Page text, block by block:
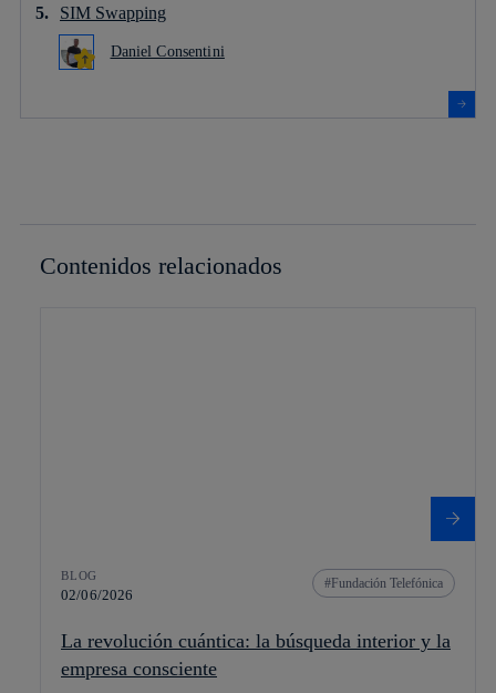
SIM Swapping
Daniel Consentini
Contenidos relacionados
BLOG
02/06/2026
Fundación Telefónica
La revolución cuántica: la búsqueda interior y la
empresa consciente